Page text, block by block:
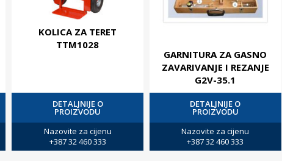
KOLICA ZA TERET
TTM1028
DETALJNIJE O
PROIZVODU
Nazovite za cijenu
+387 32 460 333
GARNITURA ZA GASNO
ZAVARIVANJE I REZANJE
G2V-35.1
DETALJNIJE O
PROIZVODU
Nazovite za cijenu
+387 32 460 333